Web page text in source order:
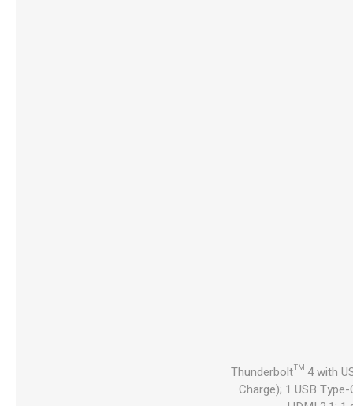
2 Thunderbolt™ 4 with
Charge); 1 USB